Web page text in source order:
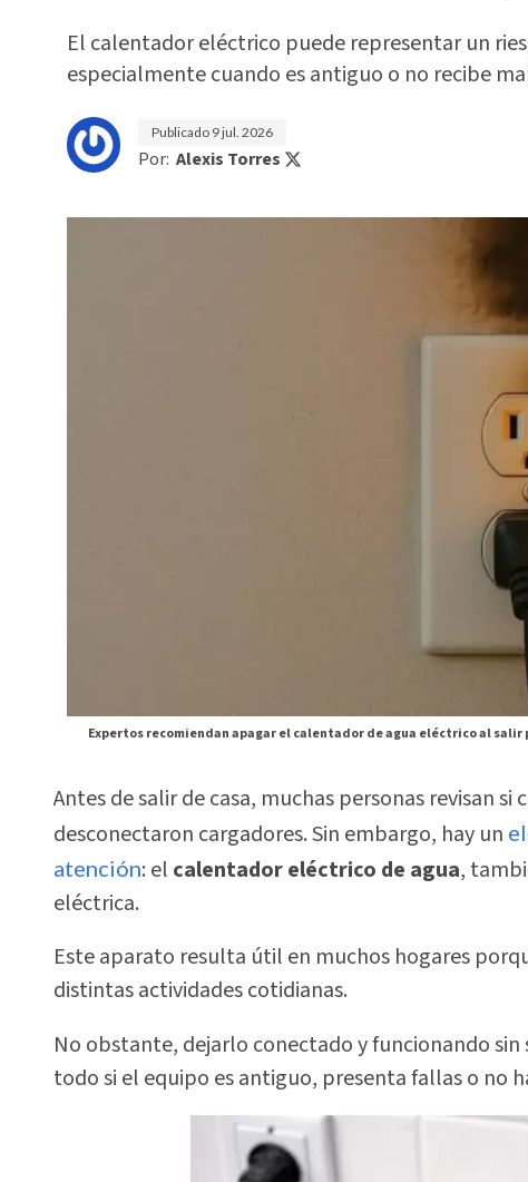
El calentador eléctrico puede representar un
especialmente cuando es antiguo o no recibe
Publicado 9 jul. 2026
Por: Alexis Torres
Expertos recomiendan apagar el calentador de agua eléctrico al
Antes de salir de casa, muchas personas revisan
desconectaron cargadores. Sin embargo, hay un
atención: el calentador eléctrico de agua,
eléctrica.
Este aparato resulta útil en muchos hogares
distintas actividades cotidianas.
No obstante, dejarlo conectado y funcionando
todo si el equipo es antiguo, presenta fallas o no